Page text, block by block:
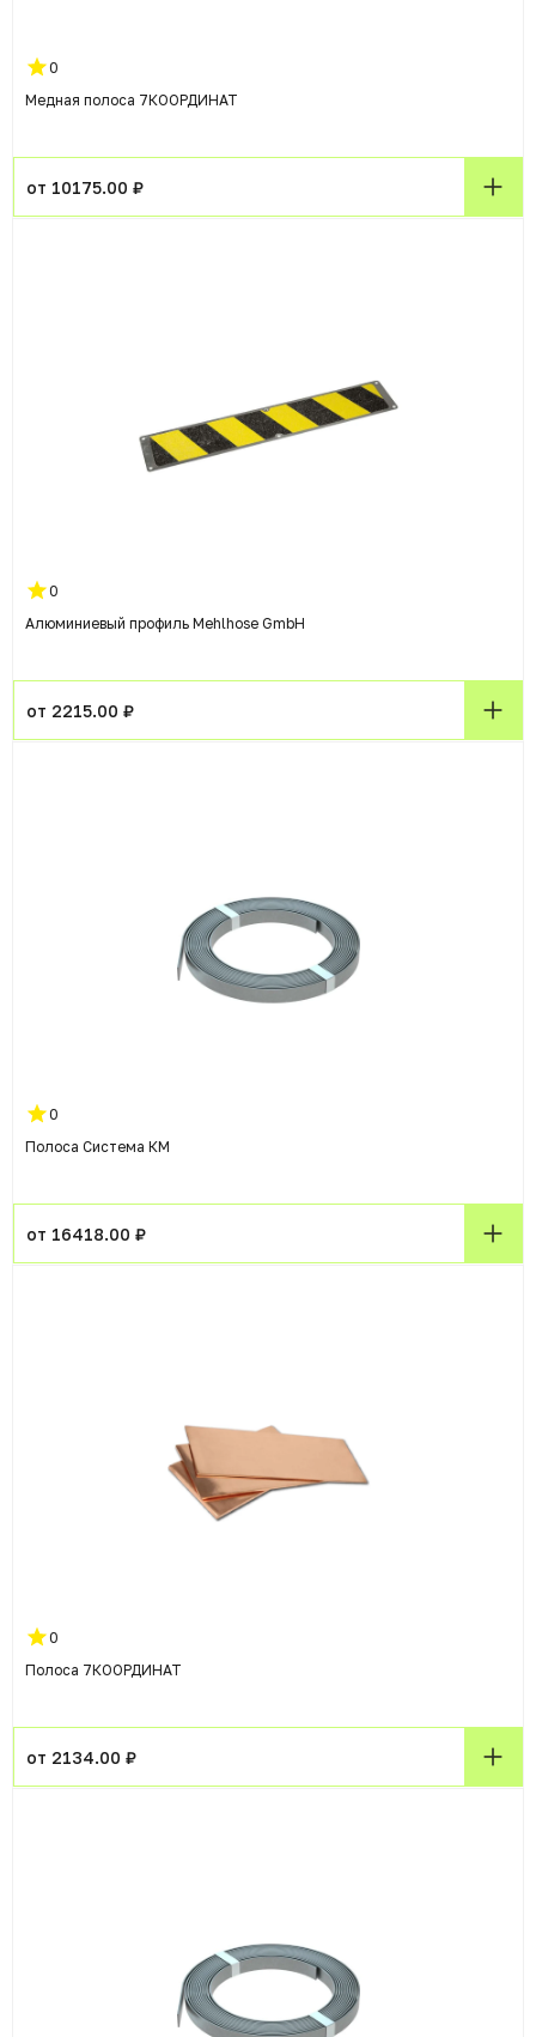
0
Медная полоса 7КООРДИНАТ
от 10175.00 ₽
0
Алюминиевый профиль Mehlhose GmbH
от 2215.00 ₽
0
Полоса Система КМ
от 16418.00 ₽
0
Полоса 7КООРДИНАТ
от 2134.00 ₽